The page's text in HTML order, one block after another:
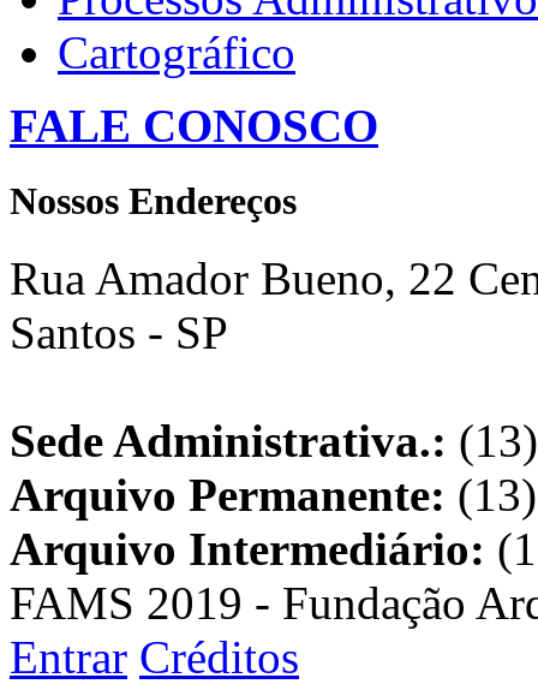
Cartográfico
FALE CONOSCO
Nossos Endereços
Rua Amador Bueno, 22
Santos - SP
Sede Administrativa.:
Arquivo Permanente:
Arquivo Intermediário:
FAMS 2019 - Fundação
Entrar Créditos